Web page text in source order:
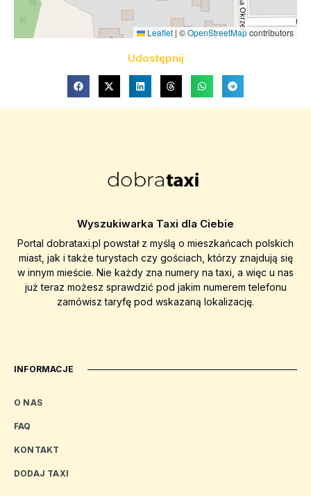
Leaflet | ©OpenStreetMapcontributors
Udostępnij
Wyszukiwarka Taxi dla Ciebie
Portal dobrataxi.pl powstał z myślą o mieszkańcach polskich
miast, jak i także turystach czy gościach, którzy znajdują się
w innym mieście. Nie każdy zna numery na taxi, a więc u nas
już teraz możesz sprawdzić pod jakim numerem telefonu
zamówisz taryfę pod wskazaną lokalizację.
INFORMACJE
O NAS
FAQ
KONTAKT
DODAJ TAXI